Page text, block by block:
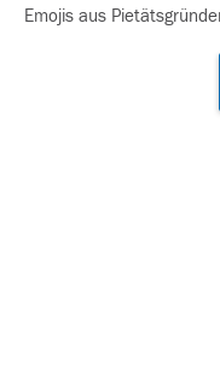
Emojis aus